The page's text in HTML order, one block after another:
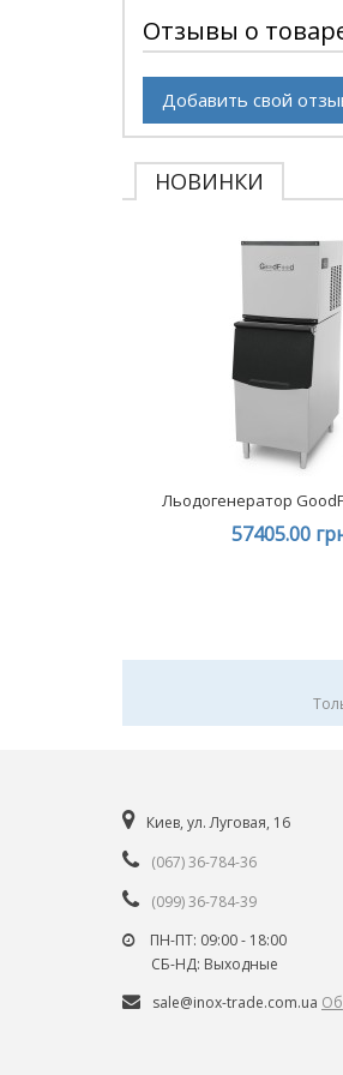
Отзывы о
Добавить свой
НОВИНКИ
Льодогенератор
57405.00
Киев, ул. Луговая, 16
(067) 36-784-36
(099) 36-784-39
ПН-ПТ: 09:00 - 18:00
СБ-НД: Выходные
sale@inox-trade.com.ua